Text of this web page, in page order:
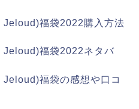
Jeloud)福袋2022購入方法
Jeloud)福袋2022ネタバ
福袋の感想や口コ